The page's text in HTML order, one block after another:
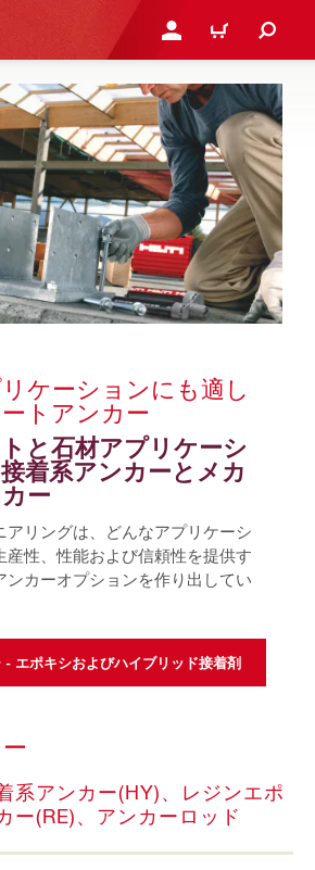
ログイン・新規オンライ
カート
ケーションにも適し
トアンカー
と石材アプリケーシ
着系アンカーとメカ
ー
アリングは、どんなアプリケーシ
産性、性能および信頼性を提供す
ンカーオプションを作り出してい
エポキシおよびハイブリッド接着剤
系アンカー(HY)、レジンエポ
ー(RE)、アンカーロッド